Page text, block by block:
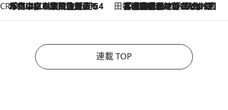
CREA'S CHOICE
2026.8.7
「立川にも歌舞伎があるんだよ」 片岡仁左衛門・市川中車ら豪華座組みで4年目の立川立飛歌舞伎へ 田中稲の勝手に再ブーム
2026.8.7
「湘南乃風に憧れて」観客大盛上がりの“タオル回し”に、ラッパー顔負けの高速歌唱まで…さだまさし（74）のアグレッシブすぎる現在地
連載 TOP